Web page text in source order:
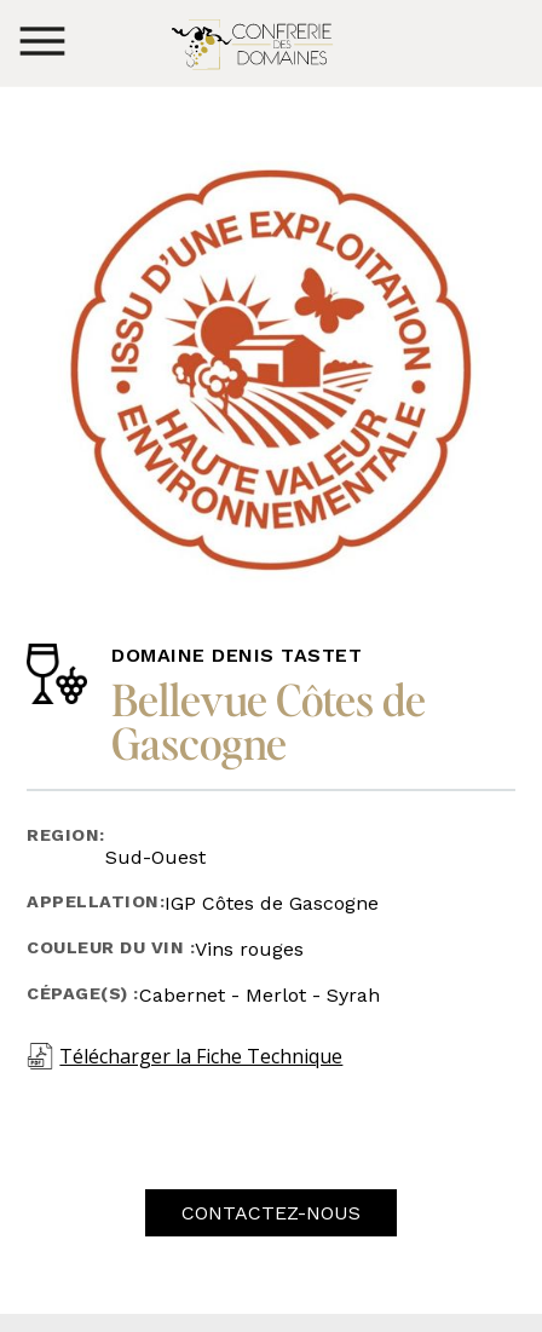
DOMAINE DENIS TASTET
Bellevue Côtes de
Gascogne
REGION:
Sud-Ouest
APPELLATION:IGP Côtes de Gascogne
COULEUR DU VIN :Vins rouges
CÉPAGE(S) :Cabernet - Merlot - Syrah
Télécharger la Fiche Technique
CONTACTEZ-NOUS